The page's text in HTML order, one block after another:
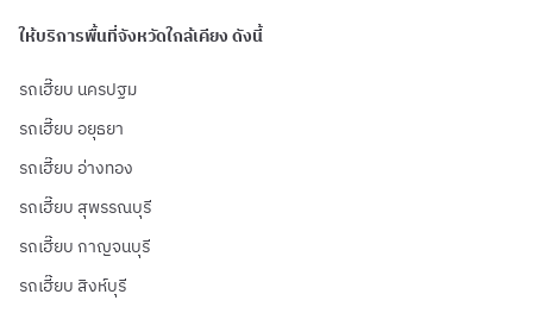
ให้บริการพื้นที่จังหวัดใกล้เคียง ดังนี้
รถเฮี๊ยบ นครปฐม
รถเฮี๊ยบ อยุธยา
รถเฮี๊ยบ อ่างทอง
รถเฮี๊ยบ สุพรรณบุรี
รถเฮี๊ยบ กาญจนบุรี
รถเฮี๊ยบ สิงห์บุรี